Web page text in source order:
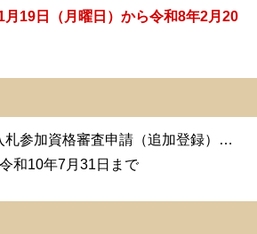
月19日（月曜日）から令和8年2月20
札参加資格審査申請（追加登録）…
和10年7月31日まで